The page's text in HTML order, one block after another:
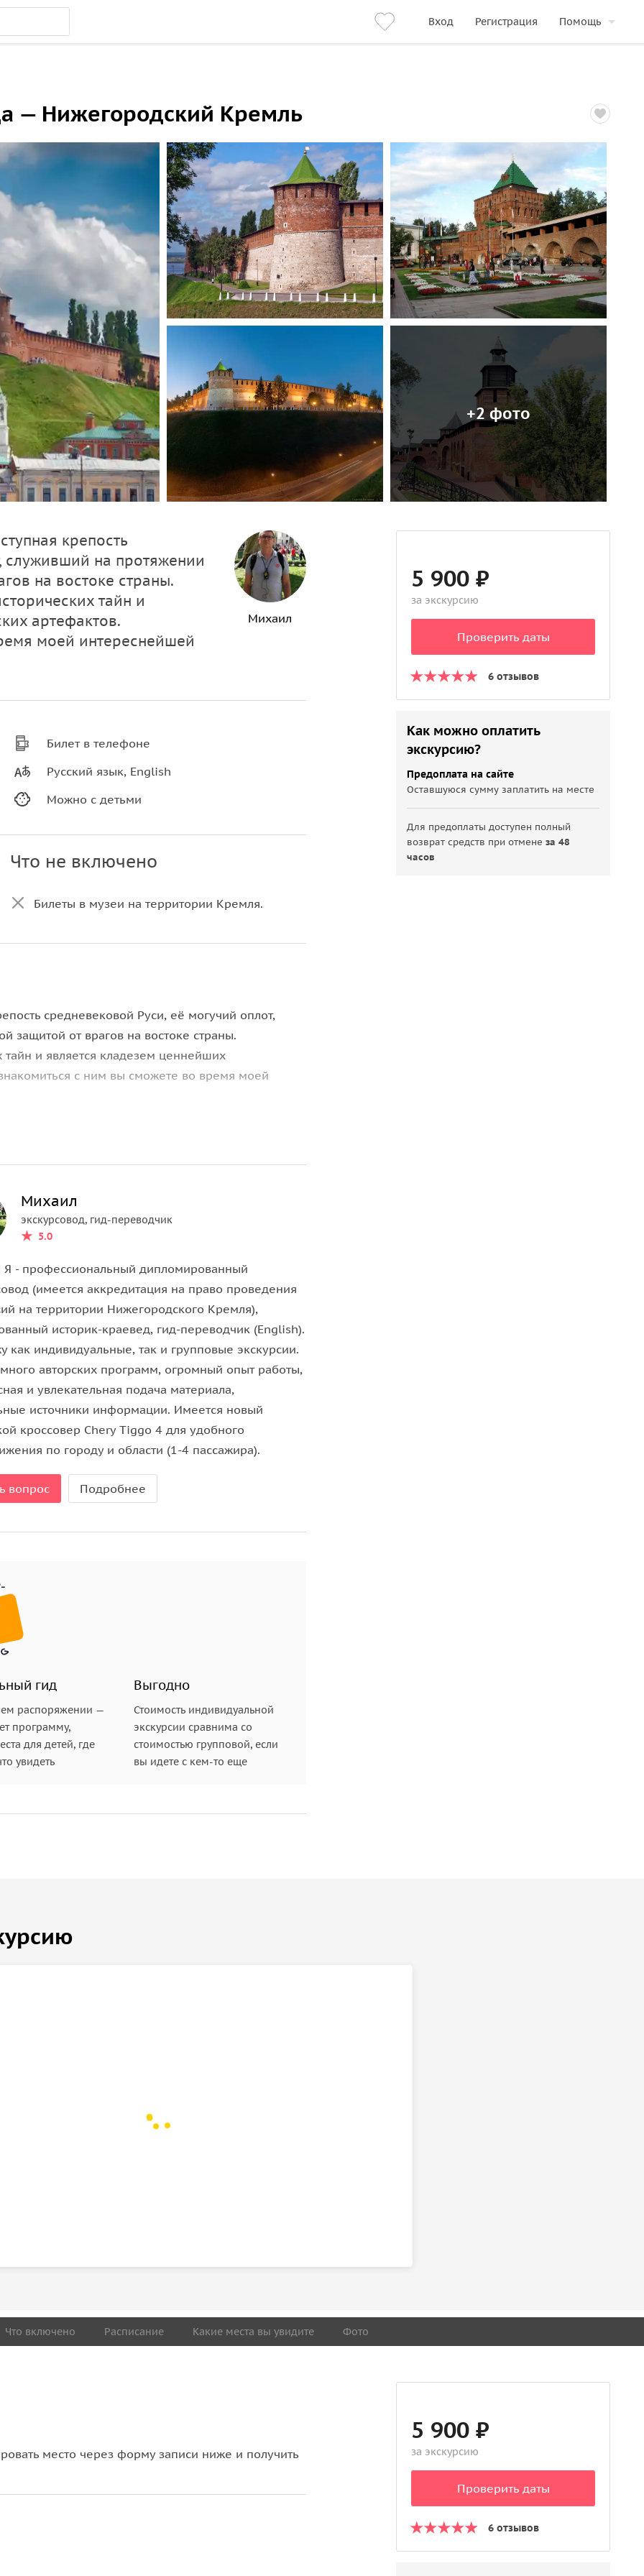
Вход Регистрация Помощь
— Нижегородский Кремль
+2 фото
крепость
служивший на протяжении
на востоке страны.
тайн и
артефактов.
моей интереснейшей
Михаил
Билет в телефоне
Русский язык, English
Можно с детьми
Что не включено
Билеты в музеи на территории Кремля.
средневековой Руси, её могучий оплот,
защитой от врагов на востоке страны.
и является кладезем ценнейших
с ним вы сможете во время моей
Нижегородскому Кремлю, знакомство с его
обзорной площадки города с потрясающими
вами экскурсии:
Новгорода;
ушкуйников;
пушкаря Феди Литвича;
в Нижний Новгород;
Минина;
старину на Руси!
Михаил
экскурсовод, гид-переводчик
5.0
Я - профессиональный дипломированный
(имеется аккредитация на право проведения
на территории Нижегородского Кремля),
историк-краевед, гид-переводчик (English).
как индивидуальные, так и групповые экскурсии.
авторских программ, огромный опыт работы,
и увлекательная подача материала,
источники информации. Имеется новый
кроссовер Chery Tiggo 4 для удобного
по городу и области (1-4 пассажира).
вопрос Подробнее
гид
распоряжении —
программу,
для детей, где
увидеть
Выгодно
Стоимость индивидуальной
экскурсии сравнима со
стоимостью групповой, если
вы идете с кем-то еще
5 900 ₽
за экскурсию
Проверить даты
6 отзывов
Как можно оплатить
экскурсию?
Предоплата на сайте
Оставшуюся сумму заплатить на месте
Для предоплаты доступен полный
возврат средств при отменеза 48
часов
Что включено Расписание Какие места вы увидите Фото
место через форму записи ниже и получить
5 900 ₽
за экскурсию
Проверить даты
6 отзывов